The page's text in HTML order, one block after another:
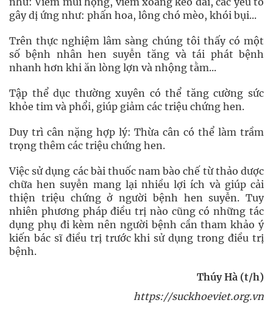
gây dị ứng như: phấn hoa, lông chó mèo, khói bụi...
Trên thực nghiệm lâm sàng chúng tôi thấy có một
số bệnh nhân hen suyễn tăng và tái phát bệnh
nhanh hơn khi ăn lòng lợn và nhộng tằm...
Tập thể dục thường xuyên có thể tăng cường sức
khỏe tim và phổi, giúp giảm các triệu chứng hen.
Duy trì cân nặng hợp lý: Thừa cân có thể làm trầm
trọng thêm các triệu chứng hen.
Việc sử dụng các bài thuốc nam bào chế từ thảo dược
chữa hen suyễn mang lại nhiều lợi ích và giúp cải
thiện triệu chứng ở người bệnh hen suyễn. Tuy
nhiên phương pháp điều trị nào cũng có những tác
dụng phụ đi kèm nên người bệnh cần tham khảo ý
kiến bác sĩ điều trị trước khi sử dụng trong điều trị
bệnh.
Thúy Hà (t/h)
https://suckhoeviet.org.vn